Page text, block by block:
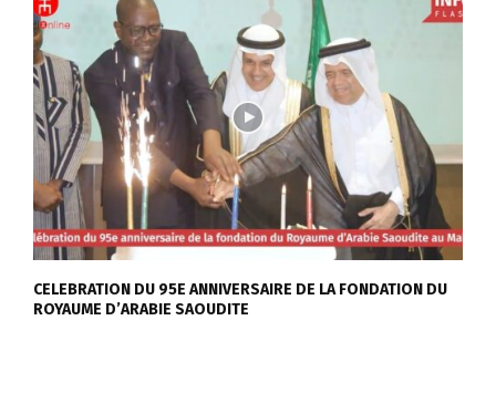
CELEBRATION DU 95E ANNIVERSAIRE DE LA FONDATION DU
ROYAUME D’ARABIE SAOUDITE